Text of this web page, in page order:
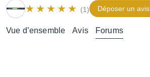
(1) Déposer un avis
Vue d’ensemble Avis Forums